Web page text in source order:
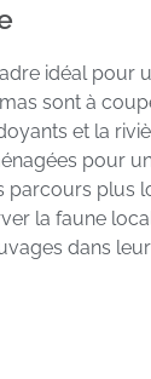
idéal pour
sont à
et la
pour
parcours plus
la faune
dans